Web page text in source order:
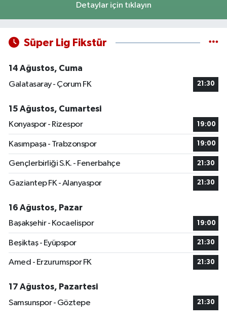
Detaylar için tıklayın
Süper Lig Fikstür
14 Ağustos, Cuma
Galatasaray - Çorum FK
21:30
15 Ağustos, Cumartesi
Konyaspor - Rizespor
19:00
Kasımpaşa - Trabzonspor 19:00
Gençlerbirliği S.K. - Fenerbahçe 21:30
Gaziantep FK - Alanyaspor 21:30
16 Ağustos, Pazar
Başakşehir - Kocaelispor
19:00
Beşiktaş - Eyüpspor 21:30
Amed - Erzurumspor FK 21:30
17 Ağustos, Pazartesi
Samsunspor - Göztepe
21:30